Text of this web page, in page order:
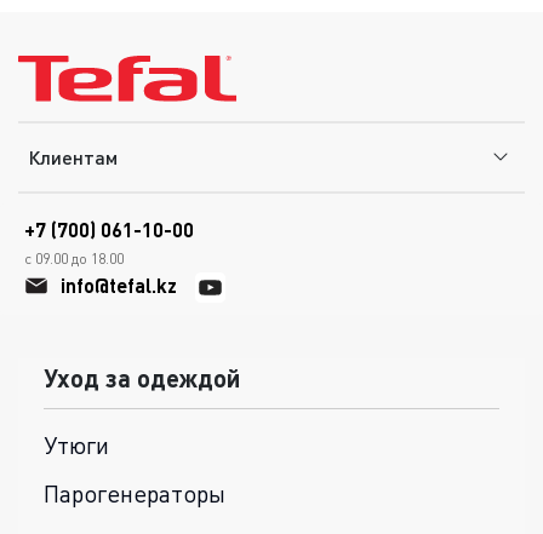
Клиентам
+7 (700) 061-10-00
с 09.00 до 18.00
info@tefal.kz
Уход за одеждой
Утюги
Парогенераторы